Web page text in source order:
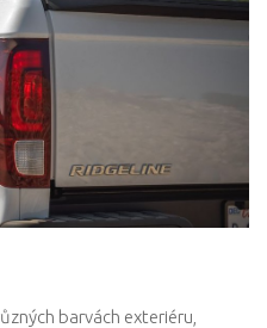
barvách exteriéru,